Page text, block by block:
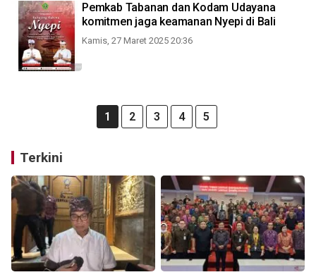
Pemkab Tabanan dan Kodam Udayana
komitmen jaga keamanan Nyepi di Bali
Kamis, 27 Maret 2025 20:36
1 2 3 4 5
Terkini